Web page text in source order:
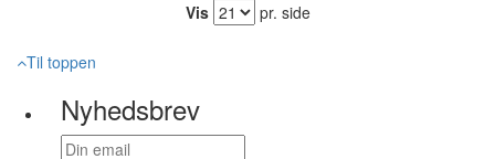
Vis
pr. side
Til toppen
Nyhedsbrev